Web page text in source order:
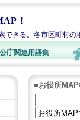
！
できる。各市区町村の
庁関連用語集
■お役所